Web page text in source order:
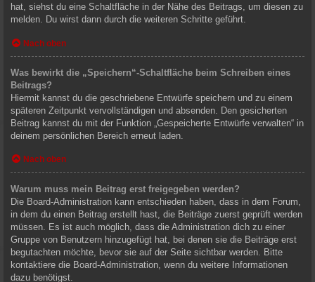
hat, siehst du eine Schaltfläche in der Nähe des Beitrags, um diesen zu
melden. Du wirst dann durch die weiteren Schritte geführt.
Nach oben
Was bewirkt die „Speichern“-Schaltfläche beim Schreiben eines
Beitrags?
Hiermit kannst du die geschriebene Entwürfe speichern und zu einem
späteren Zeitpunkt vervollständigen und absenden. Den gesicherten
Beitrag kannst du mit der Funktion „Gespeicherte Entwürfe verwalten“ in
deinem persönlichen Bereich erneut laden.
Nach oben
Warum muss mein Beitrag erst freigegeben werden?
Die Board-Administration kann entschieden haben, dass in dem Forum,
in dem du einen Beitrag erstellt hast, die Beiträge zuerst geprüft werden
müssen. Es ist auch möglich, dass die Administration dich zu einer
Gruppe von Benutzern hinzugefügt hat, bei denen sie die Beiträge erst
begutachten möchte, bevor sie auf der Seite sichtbar werden. Bitte
kontaktiere die Board-Administration, wenn du weitere Informationen
dazu benötigst.